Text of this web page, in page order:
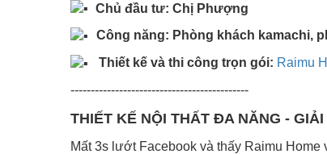
Chủ đầu tư: Chị Phượng
Công năng: Phòng khách kamachi,
Thiết kế và thi công trọn gói: Raimu
--------------------------------------------
THIẾT KẾ NỘI THẤT ĐA NĂNG -
Mất 3s lướt Facebook và thấy Raimu Home